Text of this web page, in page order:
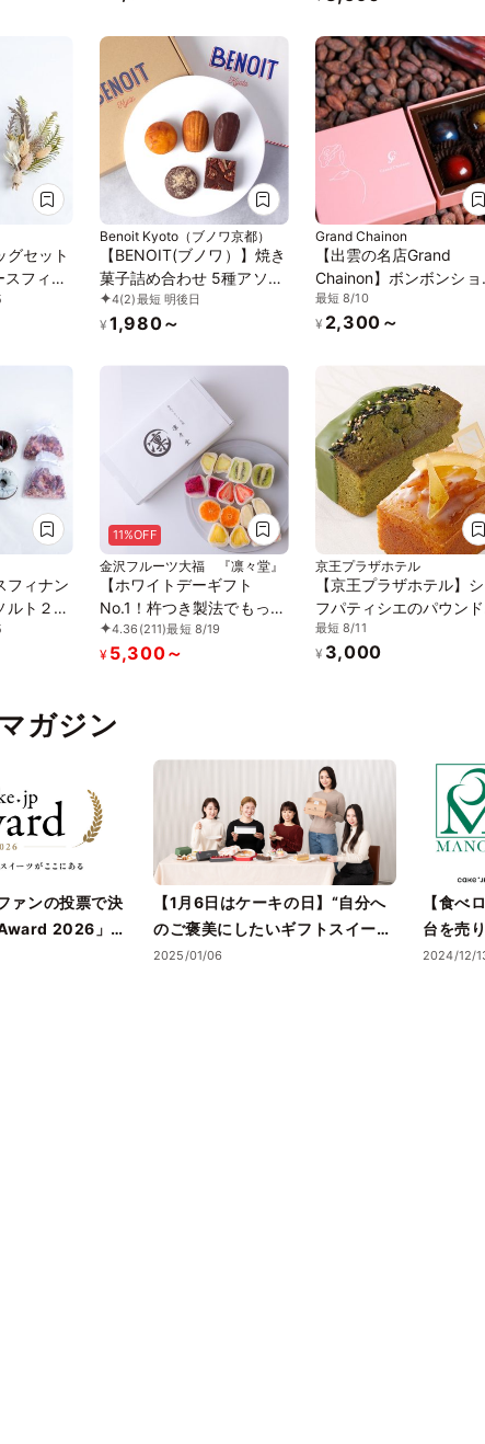
グセット
フィナ
ワッ
ト）
Benoit Kyoto（ブノワ京都）
【BENOIT(ブノワ）】焼き
菓子詰め合わせ 5種アソー
ト 5個入 母の日 2026
4(2)最短 明後日
¥ 1,980～
Grand Chainon
【出雲の名店Grand
Chainon】ボンボンショ
ラ4個セレクト
最短 8/10
¥ 2,300～
フィナン
ルト２
お花の
セット
11%OFF
金沢フルーツ大福 『凛々堂』
【ホワイトデーギフト
No.1！杵つき製法でもっち
もちの高級フルーツ大福8
種】 新食感！と旬のフル
をどうぞ！
4.36 (211)最短 8/19
¥ 5,300～
京王プラザホテル
【京王プラザホテル】シ
フパティシエのパウンド
ーキセット＜爽やかレモ
＆抹茶＞
最短 8/11
¥ 3,000
ガジン
ァンの投票で決
2026」受
の温度が上がる
【1月6日はケーキの日】“自分へ
のご褒美にしたいギフトスイー
ツ・ケーキ”5選を、Cake.jpでお
2025/01/06
【食べ
台を売
ツ！？
2024/12/